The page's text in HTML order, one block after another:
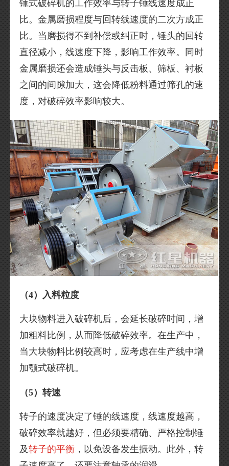
锤式破碎机的工作效率与转子锤线速度成正
比。金属磨损程度与回转线速度的二次方成正
比。当磨损得不到补偿或纠正时，锤头的回转
直径减小，线速度下降，影响工作效率。同时
金属磨损还会造成锤头与反击板、筛板、衬板
之间的间隙加大，这会降低粉料通过筛孔的速
度，对破碎效率影响较大。
（4）入料粒度
大块物料进入破碎机后，会延长破碎时间，增
加粗料比例，从而降低破碎效率。在生产中，
当大块物料比例较高时，应考虑在生产线中增
加颚式破碎机。
（5）转速
转子的速度决定了锤的线速度，线速度越高，
破碎效率就越好，但必须要精确、严格控制锤
及转子的平衡 ，以免设备发生振动。此外，转